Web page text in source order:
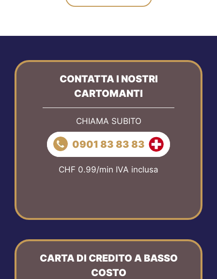
CONTATTA I NOSTRI
CARTOMANTI
CHIAMA SUBITO
0901 83 83 83
CHF 0.99/min IVA inclusa
CARTA DI CREDITO A BASSO
COSTO